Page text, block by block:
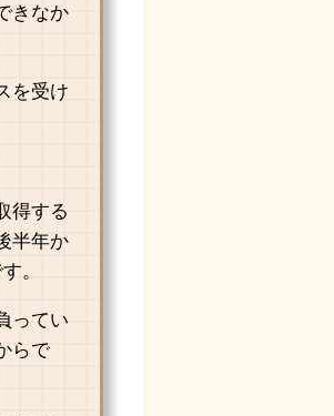
きなか
を受け
得する
半年か
。
ってい
らで